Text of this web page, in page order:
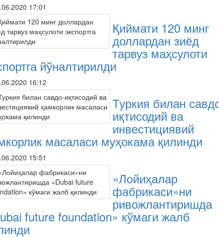
17:01
Қиймати 120 минг
доллардан зиёд
тарвуз маҳсулоти
йўналтирилди
16:12
Туркия билан
иқтисодий ва
инвестициявий
масаласи муҳокама қилинди
15:51
«Лойиҳалар
фабрикаси»ни
ривожлантиришда
future foundation» кўмаги жалб